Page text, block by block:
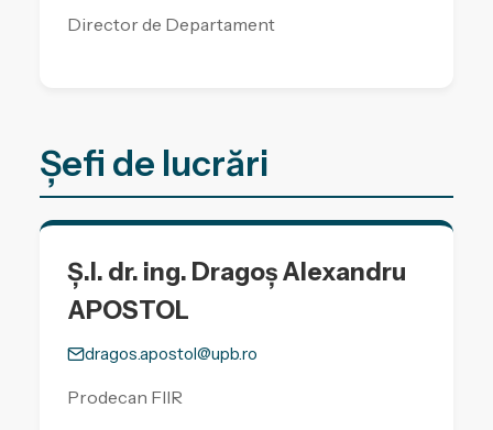
Director de Departament
Șefi de lucrări
Ș.l. dr. ing. Dragoș Alexandru
APOSTOL
dragos.apostol@upb.ro
Prodecan FIIR